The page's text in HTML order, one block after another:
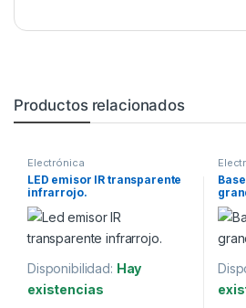
Productos relacionados
Electrónica
LED emisor IR transparente
infrarrojo.
Disponibilidad: Hay
existencias